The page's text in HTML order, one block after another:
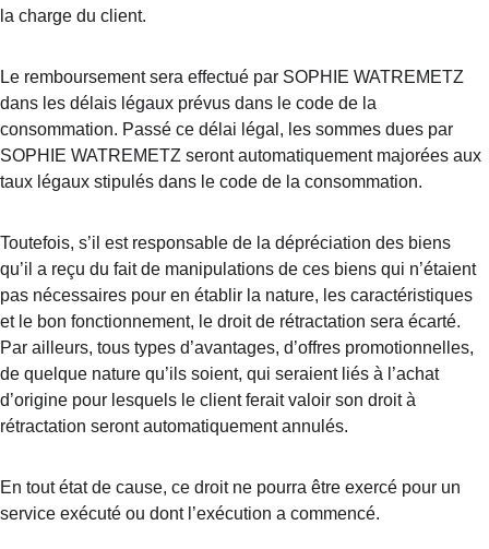
la charge du client.
Le remboursement sera effectué par SOPHIE WATREMETZ
dans les délais légaux prévus dans le code de la
consommation. Passé ce délai légal, les sommes dues par
SOPHIE WATREMETZ seront automatiquement majorées aux
taux légaux stipulés dans le code de la consommation.
Toutefois, s’il est responsable de la dépréciation des biens
qu’il a reçu du fait de manipulations de ces biens qui n’étaient
pas nécessaires pour en établir la nature, les caractéristiques
et le bon fonctionnement, le droit de rétractation sera écarté.
Par ailleurs, tous types d’avantages, d’offres promotionnelles,
de quelque nature qu’ils soient, qui seraient liés à l’achat
d’origine pour lesquels le client ferait valoir son droit à
rétractation seront automatiquement annulés.
En tout état de cause, ce droit ne pourra être exercé pour un
service exécuté ou dont l’exécution a commencé.